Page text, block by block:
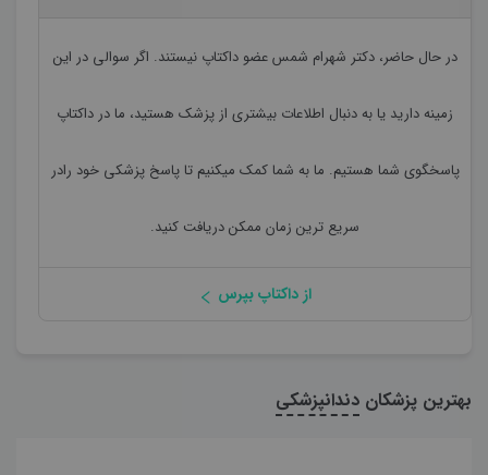
در حال حاضر،دکتر شهرام شمسعضو داکتاپ نیستند. اگر سوالی در این
زمینه دارید یا به دنبال اطلاعات بیشتری از پزشک هستید، ما در داکتاپ
پاسخگوی شما هستیم. ما به شما کمک میکنیم تا پاسخ پزشکی خود رادر
سریع ترین زمان ممکن دریافت کنید.
از داکتاپ بپرس
بهترین پزشکان دندانپزشکی